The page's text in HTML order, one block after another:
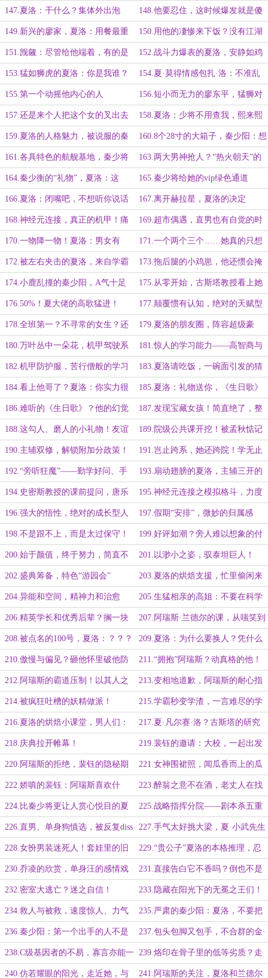
强大and慵懒迷人 药
147.夏洛：干什么？集体外出泡
吧？
148.他要忍住，这时候爆发就是傻
X！
149.新兴的廖家，夏洛：用餐最重
要
150.用他的凄惨来下饭？没有江湖
道义！
151.觊觎：尽管给他端着，有的是
手段让她求饶
152.战斗力爆表的夏洛，安静如鸡
的秦少阳
153.猛如狮虎的夏洛：你是我谁？
我又凭什么要救你？
154.夏·莫得情感包扎·洛：不准乱
叫
155.第一个动摇他内心的人 156.短小而无力的廖东平，猛狮对
菜鸡！
157.还是来个人把这个女的叉出去
吧
158.夏洛：少将不用查我，熙来熙
往皆为名利
159.夏洛的人格魅力，被说服的秦
少将
160.8个28寸的大箱子，秦少阳：想
死，他像极了头一回进城的土包子
161.各具特色的航舰基地，秦少将
的高规格出行
163.两大男神抢人？“热火朝天”的
评论区！
164.秦少衡的“礼物”，夏洛：这
坑，我要是真跳就算我输
165.秦少将给她的vip绿色通道
166.夏洛：闭嘴吧，不想听你说话 167.离开赫拉星，夏洛的决定
168.神经元连接，真正的机甲！痛
感100%！
169.超市偶遇，直男也有自觉的时
候！
170.一物降一物！夏洛：男女有
别，我们不适合
171.一个两个三个……她真的只想
安静地看书
172.被左右夹击的夏洛，来自学霸
的笔记关怀
173.拖后腿的小鸡崽，他还惯会掩
耳盗铃！
174.小鹿乱撞的秦少阳，A气十足
的夏大佬！
175.从零开始，古斯塔教授看上她
哪里了？
176.50%！夏大佬的高歌猛进！ 177.颠覆惯有认知，绝对的天赋型
选手！
178.全班第一？不寻常的女生？还
是互相关注吧！
179.夏洛的朋友圈，阵容超级豪
华！
180.万叶丛中一朵花，机甲驾驶系
的团宠！
181.惊人的学习能力——高智商与
高情商的结合
182.机甲防护服，苦行僧般的学习
生活
183.夏洛请吃饭，一碗面引发的猜
测
184.看上他哥了？夏洛：你实力很
强，不用妄自菲薄
185.夏洛：礼物送你，《生日歌》
我就不唱了
186.难听的《生日歌》？他的幻觉
加重了！
187.发现宝藏女孩！简直绝了，整
颗心都被揪住！
188.这勾人、磨人的小礼物！友谊
的小船说翻就翻！
189.院级公共课开挖！被孟秋惦记
的夏“宝珠”！
190.主辅双修，解锁附加分政策！ 191.岂止跨系，她还跨院！学无止
境！
192.“旁听狂魔”——勤学好问、手
不释卷的夏洛！
193.扇动翅膀的夏洛，主辅三开的
唐乐天！
194.史密斯教授的课前提问，唐乐
天反超！
195.神经元连接之模拟格斗，力度
加持的实感！
196.强大的悟性，绝对的成长型人
才！
197.假期“安排”，微妙的归属感
198.不是跟不上，而是太过保守！ 199.好评如潮？旁人难以想象的付
出！
200.始于颜值，终于努力，简直不
给别人活路！
201.以渺小之姿，驭泰坦巨人！
202.盛典筹备，特色“游园会” 203.夏洛的烘焙支援，忙里偷闲来
聚餐
204.异能和空间，精神力和治愈
力？不科学！
205.生猛相亲的高姐：不要在科学
家面前提异能！
206.精英学长和优秀后辈？搁一块
儿膈应谁呢？
207.阿瑞斯·兰德尔的课，从嗤笑到
吸引
208.被点名的100号，夏洛：？？？ 209.夏洛：为什么要换人？凭什么
我就不可以？
210.傲慢与偏见？砸他怀里破他防
线！
211.“拥抱”阿瑞斯？动真格的他！
212.阿瑞斯的霸道压制！以其人之
道，还治其人之身！
213.变相地道歉，阿瑞斯的耐心指
导
214.被疯狂吐槽的妖精做派！ 215.学霸秒变学渣，一言难尽的学
生们！
216.夏洛的烘焙小课堂，男人们：
稳住，别慌！
217.夏·凡尔赛·洛？古斯塔的研究
了解一下！
218.庆典拉开帷幕！ 219.裴钰的邀请：大校，一起出发
吧？
220.阿瑞斯的拒绝，裴钰的隐秘期
盼
221.女神围裙照，闻瓜香而上的瓜
友们！
222.娇嗔的裴钰：阿瑞斯喜欢什
么，她就喜欢什么
223.醉翁之意不在酒，老丈人在找
女婿
224.比秦少将更让人赏心悦目的夏
洛
225.战略指挥分院——剧本杀五重
奏！
226.直男、单身狗慎选，被反复diss
的秦楚二少！
227.手气太好挑大梁，夏·小武先生
·洛！
228.女扮男装迷死人！套娃里的旧
照片！
229.“贵公子”夏洛的本格推理，忍
不住撩她！
230.乔凌的欣赏，单身汪的感情戏 231.直接告白它不香吗？倒也不是
不能接受！
232.密室大逃亡？迷之自信！ 233.隐藏在阳光下的无冕之王们！
234.救人与被救，速度惊人、力气
够大的秦小少！
235.严肃的秦少阳：夏洛，不要把
自己当成英雄
236.秦少阳：第一个出手的人不是
我
237.包头包脚又包手，不合群的金·
斯图亚特
238.C级基因者的不易，寡言亦能一
鸣惊人
239.烙印在骨子里的低等劣质？走
出C5星域！
240.仿若耀眼的阳光，走近她，与 241.阿瑞斯的关注，夏洛和兰德尔